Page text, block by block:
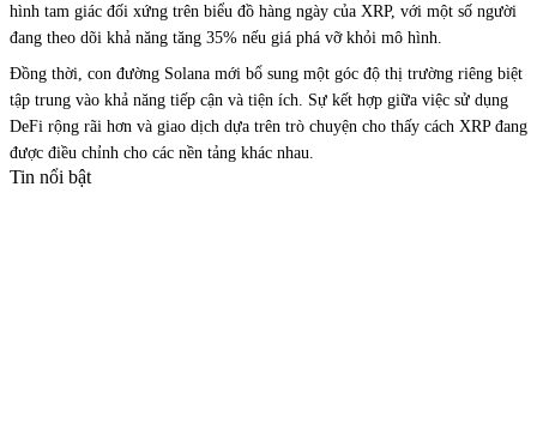
hình tam giác đối xứng trên biểu đồ hàng ngày của XRP, với một số người
đang theo dõi khả năng tăng 35% nếu giá phá vỡ khỏi mô hình.
Đồng thời, con đường Solana mới bổ sung một góc độ thị trường riêng biệt
tập trung vào khả năng tiếp cận và tiện ích. Sự kết hợp giữa việc sử dụng
DeFi rộng rãi hơn và giao dịch dựa trên trò chuyện cho thấy cách XRP đang
được điều chỉnh cho các nền tảng khác nhau.
Tin nổi bật